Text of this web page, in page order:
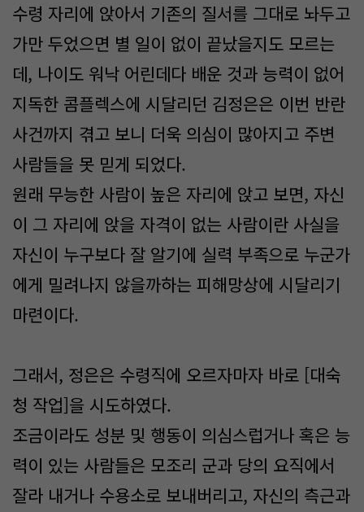
수령 자리에 앉아서 기존의 질서를 그대로 놔두고
가만 두었으면 별 일이 없이 끝났을지도 모르는
데, 나이도 워낙 어린데다 배운 것과 능력이 없어
지독한 콤플렉스에 시달리던 김정은은 이번 반란
사건까지 겪고 보니 더욱 의심이 많아지고 주변
사람들을 못 믿게 되었다.
원래 무능한 사람이 높은 자리에 앉고 보면, 자신
이 그 자리에 앉을 자격이 없는 사람이란 사실을
자신이 누구보다 잘 알기에 실력 부족으로 누군가
에게 밀려나지 않을까하는 피해망상에 시달리기
마련이다.
그래서, 정은은 수령직에 오르자마자 바로 [대숙
청 작업]을 시도하였다.
조금이라도 성분 및 행동이 의심스럽거나 혹은 능
력이 있는 사람들은 모조리 군과 당의 요직에서
잘라 내거나 수용소로 보내버리고, 자신의 측근과